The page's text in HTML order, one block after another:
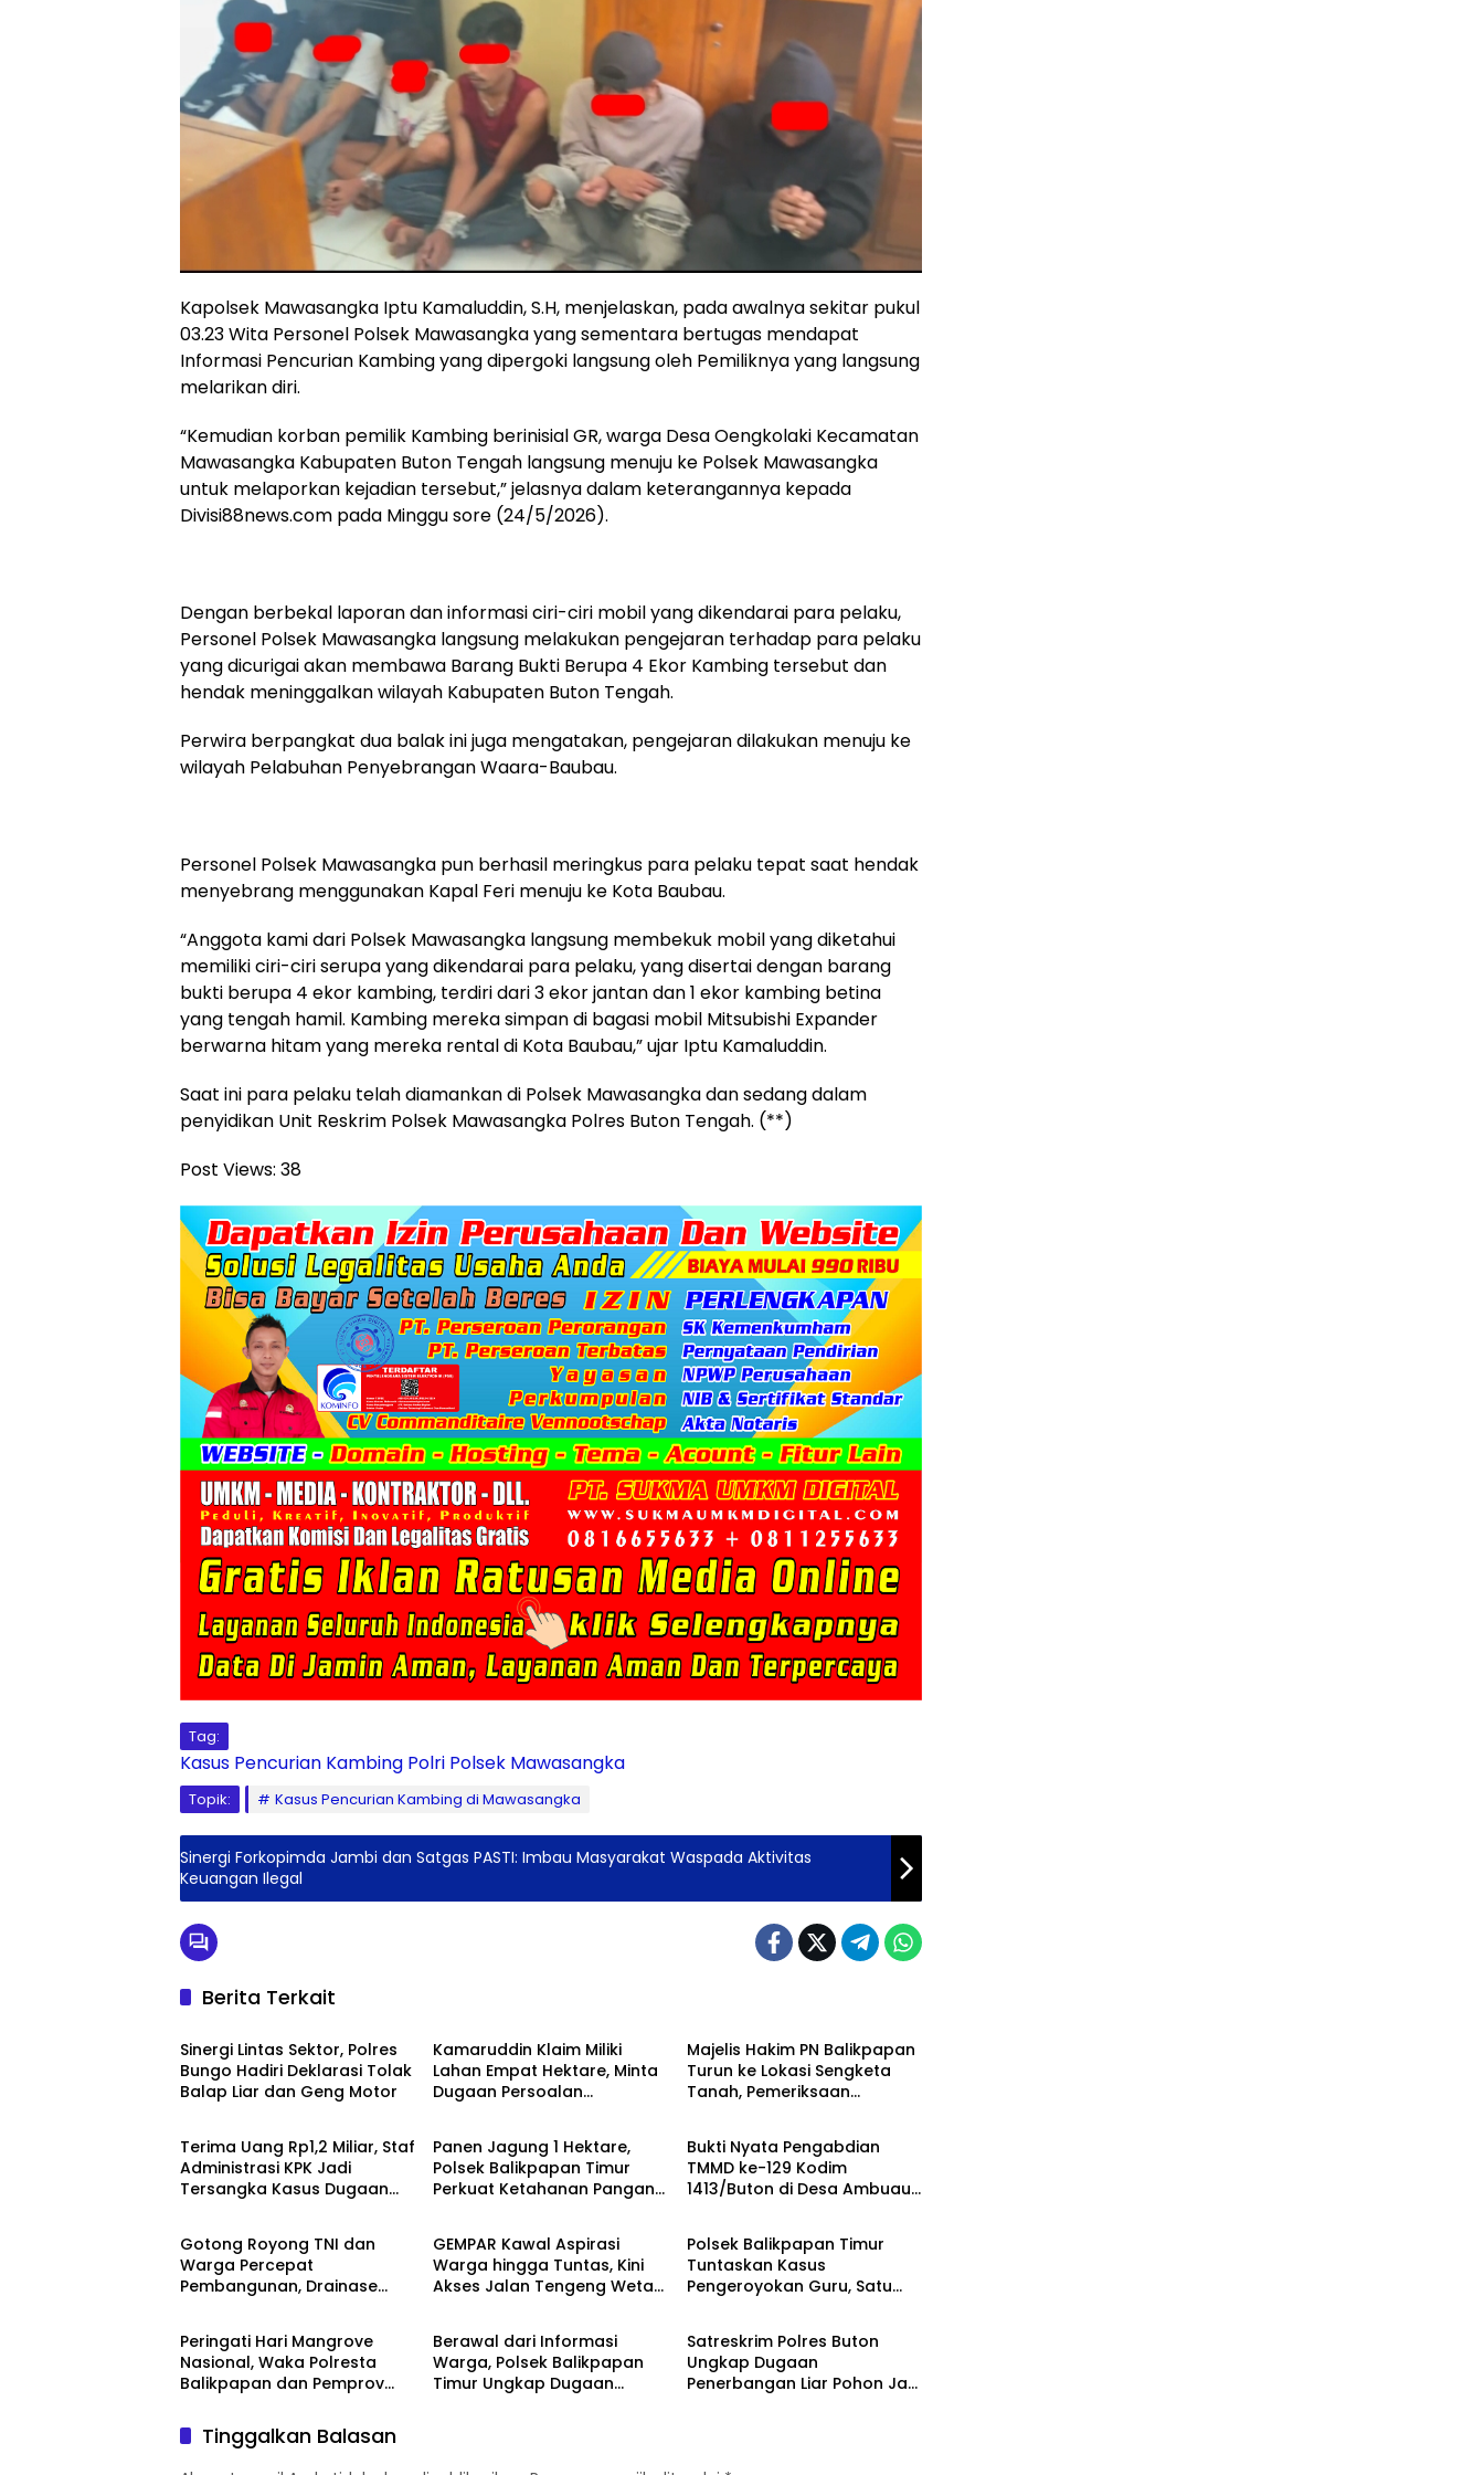
Kapolsek Mawasangka Iptu Kamaluddin, S.H, menjelaskan, pada awalnya sekitar pukul
03.23 Wita Personel Polsek Mawasangka yang sementara bertugas mendapat
Informasi Pencurian Kambing yang dipergoki langsung oleh Pemiliknya yang langsung
melarikan diri.
“Kemudian korban pemilik Kambing berinisial GR, warga Desa Oengkolaki Kecamatan
Mawasangka Kabupaten Buton Tengah langsung menuju ke Polsek Mawasangka
untuk melaporkan kejadian tersebut,” jelasnya dalam keterangannya kepada
Divisi88news.com pada Minggu sore (24/5/2026).
Dengan berbekal laporan dan informasi ciri-ciri mobil yang dikendarai para pelaku,
Personel Polsek Mawasangka langsung melakukan pengejaran terhadap para pelaku
yang dicurigai akan membawa Barang Bukti Berupa 4 Ekor Kambing tersebut dan
hendak meninggalkan wilayah Kabupaten Buton Tengah.
Perwira berpangkat dua balak ini juga mengatakan, pengejaran dilakukan menuju ke
wilayah Pelabuhan Penyebrangan Waara-Baubau.
Personel Polsek Mawasangka pun berhasil meringkus para pelaku tepat saat hendak
menyebrang menggunakan Kapal Feri menuju ke Kota Baubau.
“Anggota kami dari Polsek Mawasangka langsung membekuk mobil yang diketahui
memiliki ciri-ciri serupa yang dikendarai para pelaku, yang disertai dengan barang
bukti berupa 4 ekor kambing, terdiri dari 3 ekor jantan dan 1 ekor kambing betina
yang tengah hamil. Kambing mereka simpan di bagasi mobil Mitsubishi Expander
berwarna hitam yang mereka rental di Kota Baubau,” ujar Iptu Kamaluddin.
Saat ini para pelaku telah diamankan di Polsek Mawasangka dan sedang dalam
penyidikan Unit Reskrim Polsek Mawasangka Polres Buton Tengah. (**)
Post Views: 38
Tag:
Kasus Pencurian Kambing Polri Polsek Mawasangka
Topik: Kasus Pencurian Kambing di Mawasangka
Sinergi Forkopimda Jambi dan Satgas PASTI: Imbau Masyarakat Waspada Aktivitas
Keuangan Ilegal
Berita Terkait
Berita
Sinergi Lintas Sektor, Polres
Bungo Hadiri Deklarasi Tolak
Balap Liar dan Geng Motor
Kamaruddin Klaim Miliki
Lahan Empat Hektare, Minta
Dugaan Persoalan
Majelis Hakim PN Balikpapan
Turun ke Lokasi Sengketa
Tanah, Pemeriksaan
Berita
Terima Uang Rp1,2 Miliar, Staf
Administrasi KPK Jadi
Tersangka Kasus Dugaan
Berita
Panen Jagung 1 Hektare,
Polsek Balikpapan Timur
Perkuat Ketahanan Pangan
Berita
Bukti Nyata Pengabdian
TMMD ke-129 Kodim
1413/Buton di Desa Ambuau
Berita
Gotong Royong TNI dan
Warga Percepat
Pembangunan, Drainase
Berita
GEMPAR Kawal Aspirasi
Warga hingga Tuntas, Kini
Akses Jalan Tengeng Wetan
Berita
Polsek Balikpapan Timur
Tuntaskan Kasus
Pengeroyokan Guru, Satu
Hukum Wajib Lapor
Berita
Peringati Hari Mangrove
Nasional, Waka Polresta
Balikpapan dan Pemprov
Mangrove di Pantai Lamaru
Berita
Berawal dari Informasi
Warga, Polsek Balikpapan
Timur Ungkap Dugaan
Berita
Satreskrim Polres Buton
Ungkap Dugaan
Penerbangan Liar Pohon Jati
Tinggalkan Balasan